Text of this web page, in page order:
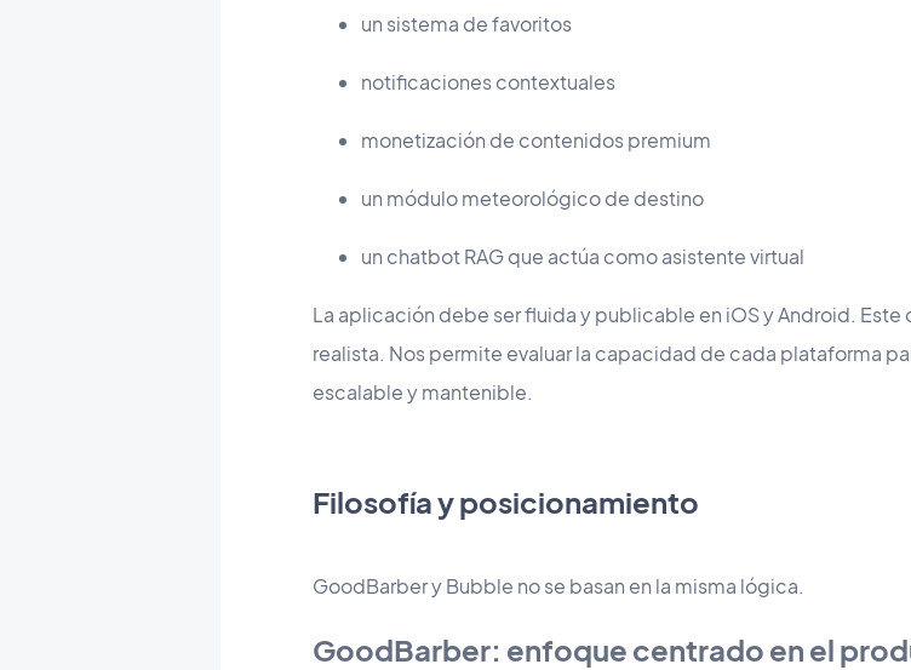
un sistema de favoritos
notificaciones contextuales
monetización de contenidos premium
un módulo meteorológico de destino
un chatbot RAG que actúa como asistente virtual
La aplicación debe ser fluida y publicable en iOS y Android.
realista. Nos permite evaluar la capacidad de cada plataforma
escalable y mantenible.
Filosofía y posicionamiento
GoodBarber y Bubble no se basan en la misma lógica.
GoodBarber: enfoque centrado en el